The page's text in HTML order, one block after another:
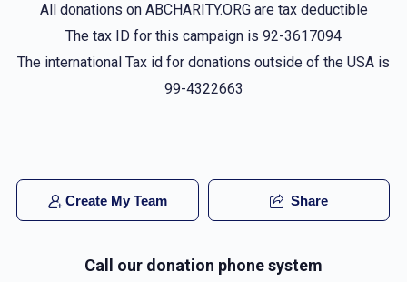
5 months ago $18.00
ברכה והצלחה
Esther Horowitz אליעזר הורוויץ
5 months ago $54.00
Zalman Katzאליעזר הורוויץ
All donations on ABCHARITY.ORG are tax deductible
The tax ID for this campaign is 92-3617094
The international Tax id for donations outside of the USA is
99-4322663
Create My Team Share
Call our donation phone system